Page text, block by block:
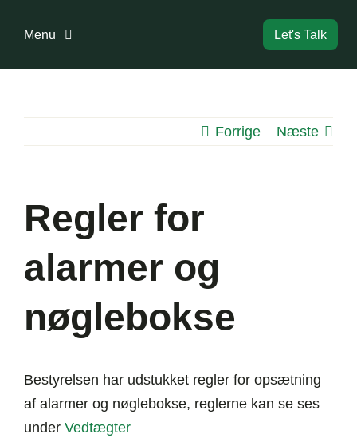
Menu
Bestyrelse
Information
Boligreglement
Let's Talk
Forrige Næste
Regler for
alarmer og
nøglebokse
Bestyrelsen har udstukket regler for opsætning
af alarmer og nøglebokse, reglerne kan se ses
under Vedtægter